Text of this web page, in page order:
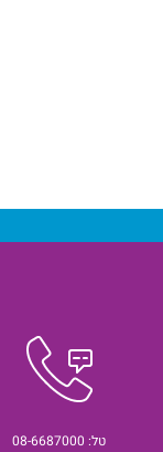
טל: 08-6687000